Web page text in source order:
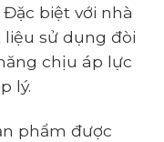
biệt với nhà
sử dụng đòi
chịu áp lực
lý.
phẩm được